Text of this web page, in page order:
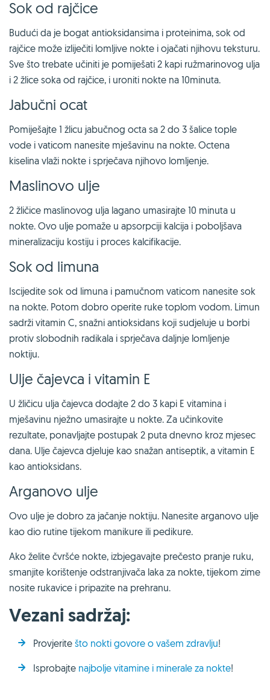
Sok od rajčice
Budući da je bogat antioksidansima i proteinima, sok od
rajčice može izliječiti lomljive nokte i ojačati njihovu teksturu.
Sve što trebate učiniti je pomiješati 2 kapi ružmarinovog ulja
i 2 žlice soka od rajčice, i uroniti nokte na 10minuta.
Jabučni ocat
Pomiješajte 1 žlicu jabučnog octa sa 2 do 3 šalice tople
vode i vaticom nanesite mješavinu na nokte. Octena
kiselina vlaži nokte i sprječava njihovo lomljenje.
Maslinovo ulje
2 žličice maslinovog ulja lagano umasirajte 10 minuta u
nokte. Ovo ulje pomaže u apsorpciji kalcija i poboljšava
mineralizaciju kostiju i proces kalcifikacije.
Sok od limuna
Iscijedite sok od limuna i pamučnom vaticom nanesite sok
na nokte. Potom dobro operite ruke toplom vodom. Limun
sadrži vitamin C, snažni antioksidans koji sudjeluje u borbi
protiv slobodnih radikala i sprječava daljnje lomljenje
noktiju.
Ulje čajevca i vitamin E
U žličicu ulja čajevca dodajte 2 do 3 kapi E vitamina i
mješavinu nježno umasirajte u nokte. Za učinkovite
rezultate, ponavljajte postupak 2 puta dnevno kroz mjesec
dana. Ulje čajevca djeluje kao snažan antiseptik, a vitamin E
kao antioksidans.
Arganovo ulje
Ovo ulje je dobro za jačanje noktiju. Nanesite arganovo ulje
kao dio rutine tijekom manikure ili pedikure.
Ako želite čvršće nokte, izbjegavajte prečesto pranje ruku,
smanjite korištenje odstranjivača laka za nokte, tijekom zime
nosite rukavice i pripazite na prehranu.
Vezani sadržaj:
Provjerite što nokti govore o vašem zdravlju!
Isprobajte najbolje vitamine i minerale za nokte!